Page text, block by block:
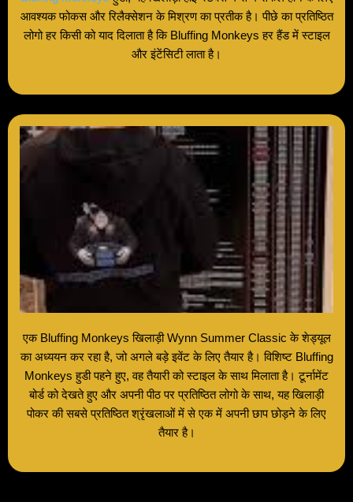
आवश्यक फोकस और रिलैक्सेशन के मिश्रण का प्रतीक है। पीछे का प्रतिष्ठित
लोगो हर किसी को याद दिलाता है कि Bluffing Monkeys हर हैंड में स्टाइल
और इंटेंसिटी लाता है।
एक Bluffing Monkeys खिलाड़ी Wynn Summer Classic के शेड्यूल
का अध्ययन कर रहा है, जो अगले बड़े इवेंट के लिए तैयार है। विशिष्ट Bluffing
Monkeys हुडी पहने हुए, वह तैयारी को स्टाइल के साथ मिलाता है। टूर्नामेंट
बोर्ड को देखते हुए और अपनी पीठ पर प्रतिष्ठित लोगो के साथ, यह खिलाड़ी
पोकर की सबसे प्रतिष्ठित श्रृंखलाओं में से एक में अपनी छाप छोड़ने के लिए
तैयार है।